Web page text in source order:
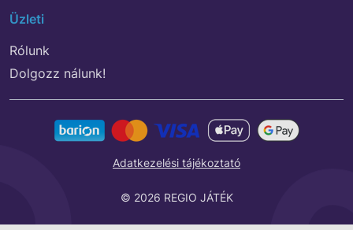
Üzleti
Rólunk
Dolgozz nálunk!
© 2026 REGIO JÁTÉK
Adatkezelési tájékoztató